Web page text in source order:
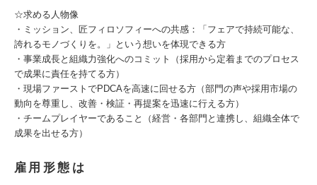
☆求める人物像
・ミッション、匠フィロソフィーへの共感：「フェアで持続可能な、
誇れるモノづくりを。」という想いを体現できる方
・事業成長と組織力強化へのコミット（採用から定着までのプロセス
で成果に責任を持てる方）
・現場ファーストでPDCAを高速に回せる方（部門の声や採用市場の
動向を尊重し、改善・検証・再提案を迅速に行える方）
・チームプレイヤーであること（経営・各部門と連携し、組織全体で
成果を出せる方）
雇用形態は